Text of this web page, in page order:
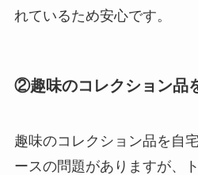
れているため安心です。
②趣味のコレクション品
趣味のコレクション品を自
ースの問題がありますが、